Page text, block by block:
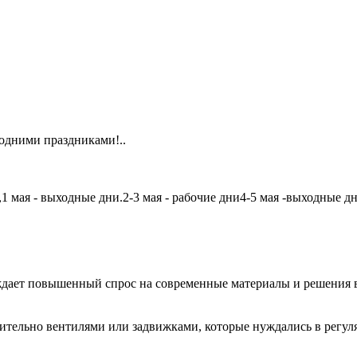
праздниками!..
- выходные дни.2-3 мая - рабочие дни4-5 мая -выходные
повышенный спрос на современные материалы и решения
вентилями или задвижками, которые нуждались в